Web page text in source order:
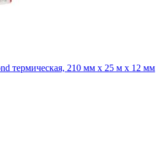
термическая, 210 мм х 25 м х 12 мм